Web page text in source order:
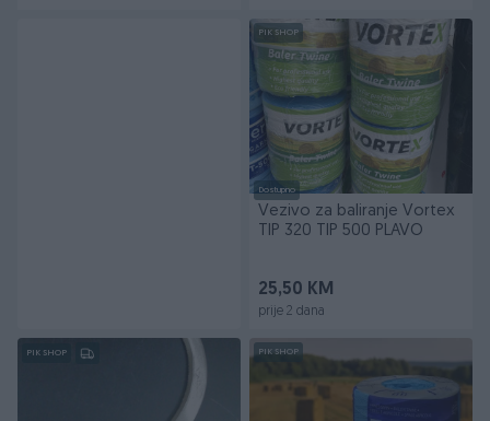
PIK SHOP
Dostupno
Vezivo za baliranje Vortex
TIP 320 TIP 500 PLAVO
25,50 KM
prije 2 dana
PIK SHOP PIK SHOP